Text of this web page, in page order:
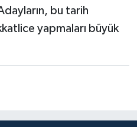
bu tarih
yapmaları büyük